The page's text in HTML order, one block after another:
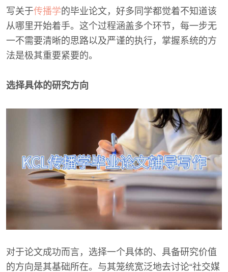
写关于传播学的毕业论文，好多同学都觉着不知道该
从哪里开始着手。这个过程涵盖多个环节，每一步无
一不需要清晰的思路以及严谨的执行，掌握系统的方
法是极其重要紧要的。
选择具体的研究方向
对于论文成功而言，选择一个具体的、具备研究价值
的方向是其基础所在。与其笼统宽泛地去讨论“社交媒